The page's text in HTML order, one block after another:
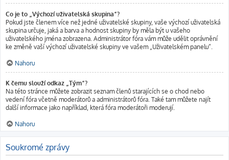
Co je to „Výchozí uživatelská skupina“?
Pokud jste členem více než jedné uživatelské skupiny, vaše výchozí uživatelská
skupina určuje, jaká a barva a hodnost skupiny by měla být u vašeho
uživatelského jména zobrazena. Administrátor fóra vám může udělit oprávnění
ke změně vaší výchozí uživatelské skupiny ve vašem „Uživatelském panelu“.
Nahoru
K čemu slouží odkaz „Tým“?
Na této stránce můžete zobrazit seznam členů starajících se o chod nebo
vedení fóra včetně moderátorů a administrátorů fóra. Také tam můžete najít
další informace jako například, která fóra moderátoři moderují.
Nahoru
Soukromé zprávy